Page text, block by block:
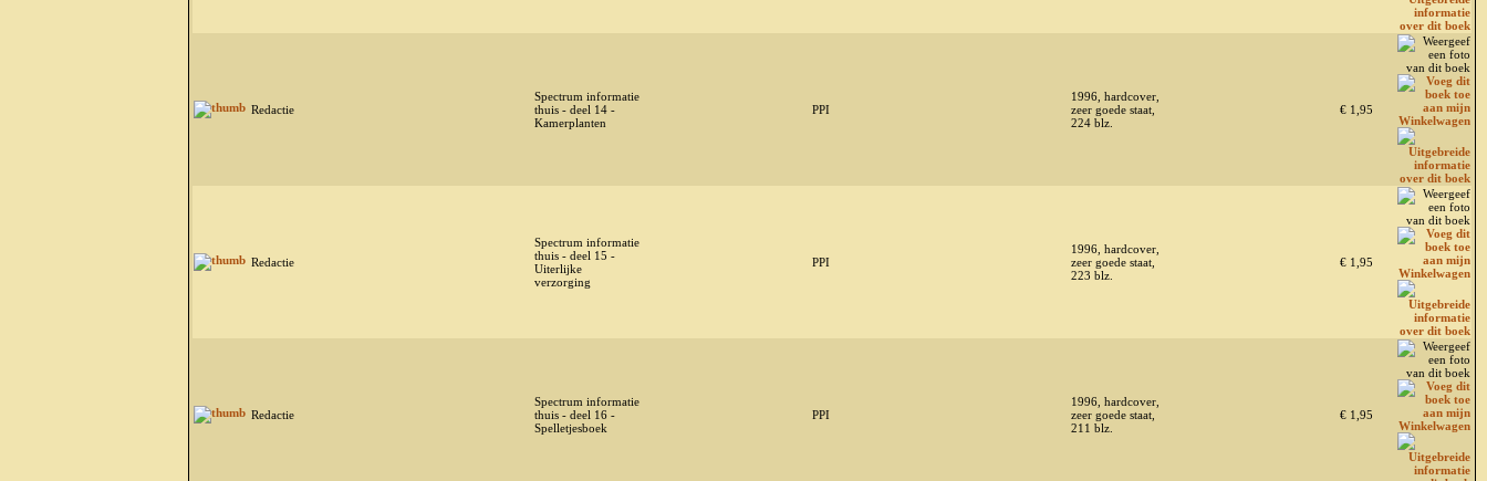
Redactie
Spectrum informatie
thuis - deel 14 -
Kamerplanten
PPI
1996, hardcover,
zeer goede staat,
224 blz.
€ 1,95
Redactie
Spectrum informatie
thuis - deel 15 -
Uiterlijke
verzorging
PPI
1996, hardcover,
zeer goede staat,
223 blz.
€ 1,95
Redactie
Spectrum informatie
thuis - deel 16 -
Spelletjesboek
PPI
1996, hardcover,
zeer goede staat,
211 blz.
€ 1,95